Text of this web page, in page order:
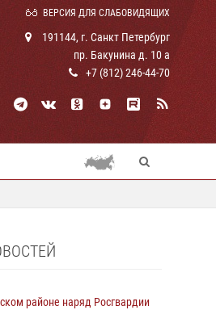
ВЕРСИЯ ДЛЯ СЛАБОВИДЯЩИХ
191144, г. Санкт Петербург
пр. Бакунина д. 10 а
+7 (812) 246-44-70
районе наряд Росгвардии